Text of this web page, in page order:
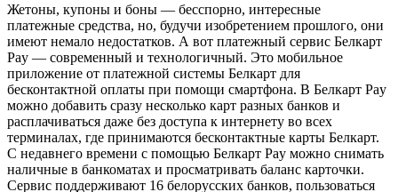
Жетоны, купоны и боны — бесспорно, интересные
платежные средства, но, будучи изобретением прошлого, они
имеют немало недостатков. А вот платежный сервис Белкарт
Pay — современный и технологичный. Это мобильное
приложение от платежной системы Белкарт для
бесконтактной оплаты при помощи смартфона. В Белкарт Pay
можно добавить сразу несколько карт разных банков и
расплачиваться даже без доступа к интернету во всех
терминалах, где принимаются бесконтактные карты Белкарт.
С недавнего времени с помощью Белкарт Pay можно снимать
наличные в банкоматах и просматривать баланс карточки.
Сервис поддерживают 16 белорусских банков, пользоваться